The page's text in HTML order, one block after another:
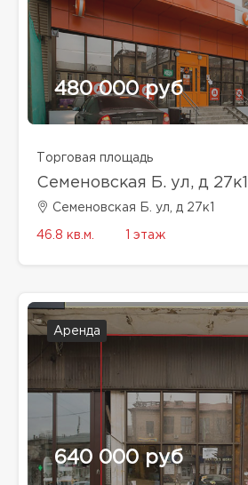
480 000 руб
Торговая площадь
Семеновская Б. ул, д 27к1
Семеновская Б. ул, д 27к1
46.8 кв.м. 1 этаж
Аренда
640 000 руб